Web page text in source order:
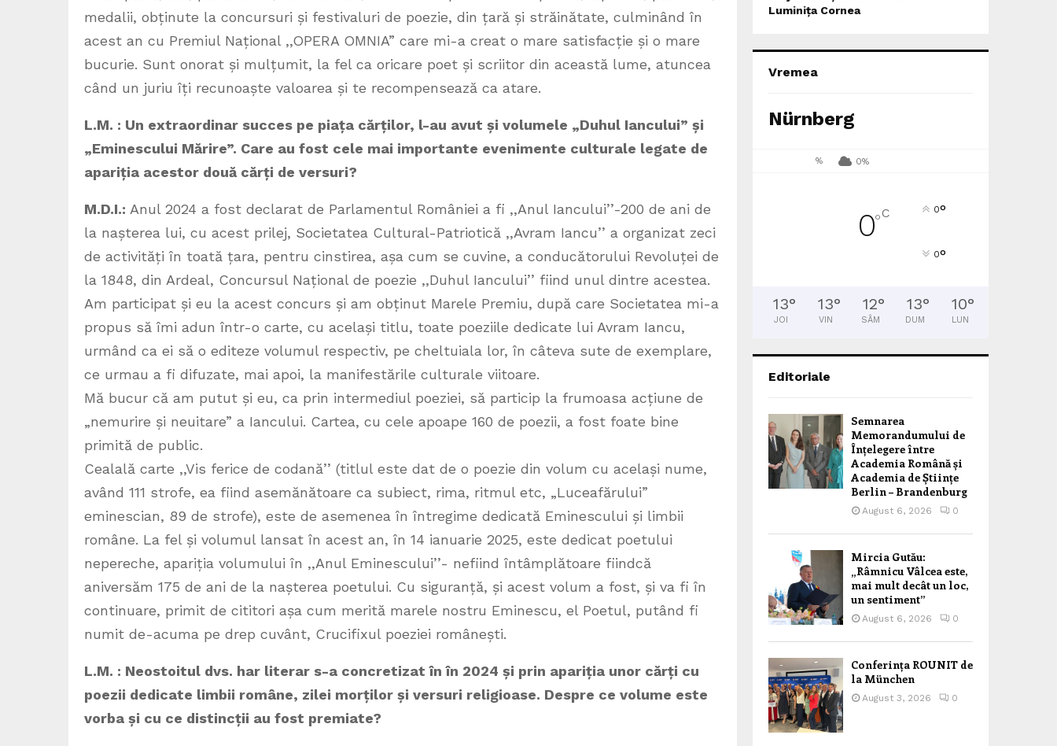
medalii, obținute la concursuri și festivaluri de poezie, din țară și străinătate, culminând în
acest an cu Premiul Național ,,OPERA OMNIA” care mi-a creat o mare satisfacție și o mare
bucurie. Sunt onorat și mulțumit, la fel ca oricare poet și scriitor din această lume, atuncea
când un juriu îți recunoaște valoarea și te recompensează ca atare.
L.M. : Un extraordinar succes pe piața cărților, l-au avut și volumele „Duhul Iancului” și
„Eminescului Mărire”. Care au fost cele mai importante evenimente culturale legate de
apariția acestor două cărți de versuri?
M.D.I.: Anul 2024 a fost declarat de Parlamentul României a fi ,,Anul Iancului’’-200 de ani de
la nașterea lui, cu acest prilej, Societatea Cultural-Patriotică ,,Avram Iancu’’ a organizat zeci
de activități în toată țara, pentru cinstirea, așa cum se cuvine, a conducătorului Revoluței de
la 1848, din Ardeal, Concursul Național de poezie ,,Duhul Iancului’’ fiind unul dintre acestea.
Am participat și eu la acest concurs și am obținut Marele Premiu, după care Societatea mi-a
propus să îmi adun într-o carte, cu același titlu, toate poeziile dedicate lui Avram Iancu,
urmând ca ei să o editeze volumul respectiv, pe cheltuiala lor, în câteva sute de exemplare,
ce urmau a fi difuzate, mai apoi, la manifestările culturale viitoare.
Mă bucur că am putut și eu, ca prin intermediul poeziei, să particip la frumoasa acțiune de
„nemurire și neuitare” a Iancului. Cartea, cu cele apoape 160 de poezii, a fost foate bine
primită de public.
Cealală carte ,,Vis ferice de codană’’ (titlul este dat de o poezie din volum cu același nume,
având 111 strofe, ea fiind asemănătoare ca subiect, rima, ritmul etc, „Luceafărului”
eminescian, 89 de strofe), este de asemenea în întregime dedicată Eminescului și limbii
române. La fel și volumul lansat în acest an, în 14 ianuarie 2025, este dedicat poetului
nepereche, apariția volumului în ,,Anul Eminescului’’- nefiind întâmplătoare fiindcă
aniversăm 175 de ani de la nașterea poetului. Cu siguranță, și acest volum a fost, și va fi în
continuare, primit de cititori așa cum merită marele nostru Eminescu, el Poetul, putând fi
numit de-acuma pe drep cuvânt, Crucifixul poeziei românești.
L.M. : Neostoitul dvs. har literar s-a concretizat în în 2024 și prin apariția unor cărți cu
poezii dedicate limbii române, zilei morților și versuri religioase. Despre ce volume este
vorba și cu ce distincții au fost premiate?
Luminița Cornea
Vremea
Nürnberg
% 0%
0°C 0°
0°
13°
JOI
13°
VIN
12°
SÂM
13°
DUM
10°
LUN
Editoriale
Semnarea
Memorandumului de
Înțelegere între
Academia Română și
Academia de Științe
Berlin – Brandenburg
August 6, 2026 0
Mircia Gutău:
„Râmnicu Vâlcea este,
mai mult decât un loc,
un sentiment”
August 6, 2026 0
Conferința ROUNIT de
la München
August 3, 2026 0